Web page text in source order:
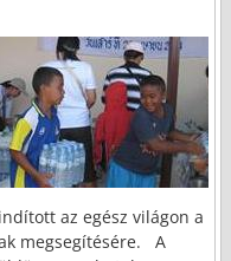
az egész világon a
megsegítésére. A